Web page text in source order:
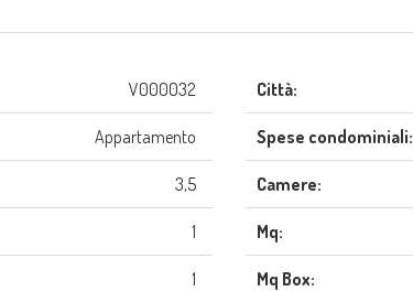
V000032 Città:
Appartamento Spese condominiali:
3,5 Camere:
1 Mq:
1 Mq Box: